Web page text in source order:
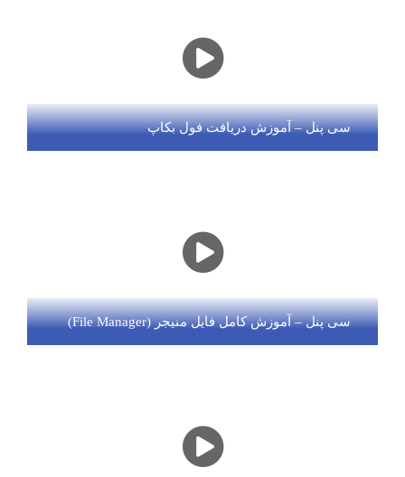
سی پنل – آموزش دریافت فول بکاپ
سی پنل – آموزش کامل فایل منیجر (File Manager)